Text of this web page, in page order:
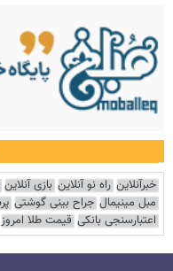
خبرآنلاین راه نو آنلاین بازی آنلاین
مبل مینیمال جراح بینی گوشتی
اعتبارسنجی بانکی قیمت طلا امروز